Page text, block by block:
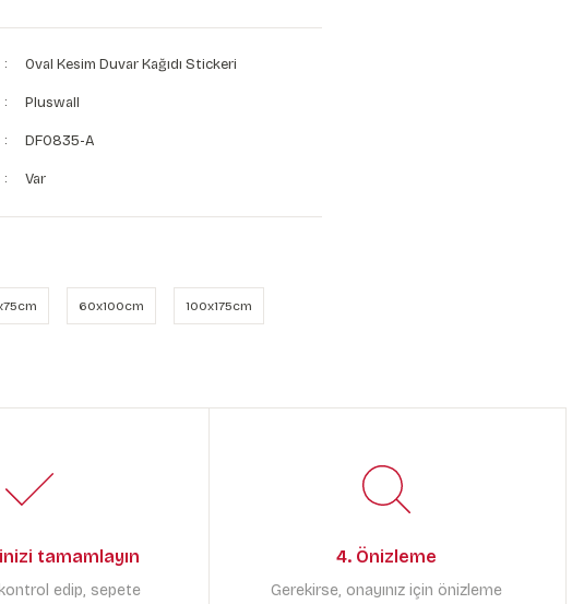
Oval Kesim Duvar Kağıdı Stickeri
Pluswall
DF0835-A
Var
60x100cm 100x175cm
tamamlayın
edip, sepete
4. Önizleme
Gerekirse, onayınız için önizleme